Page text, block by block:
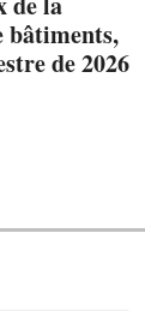
bâtiments,
de 2026